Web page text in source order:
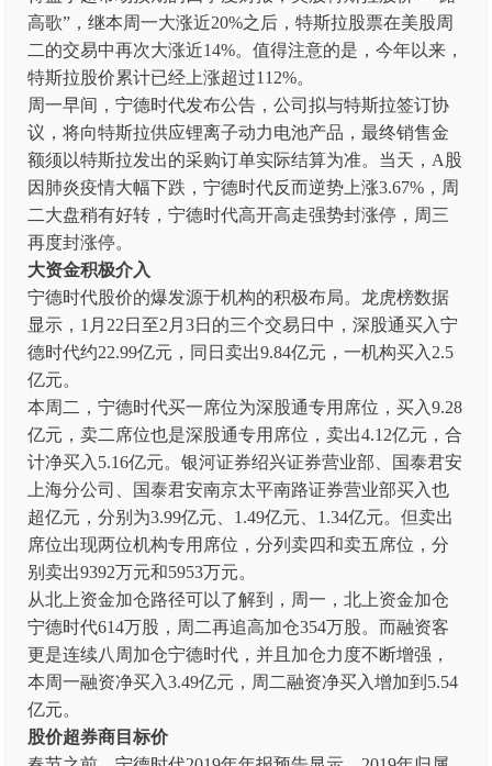
高歌”，继本周一大涨近20%之后，特斯拉股票在美股周
二的交易中再次大涨近14%。值得注意的是，今年以来，
特斯拉股价累计已经上涨超过112%。
周一早间，宁德时代发布公告，公司拟与特斯拉签订协
议，将向特斯拉供应锂离子动力电池产品，最终销售金
额须以特斯拉发出的采购订单实际结算为准。当天，A股
因肺炎疫情大幅下跌，宁德时代反而逆势上涨3.67%，周
二大盘稍有好转，宁德时代高开高走强势封涨停，周三
再度封涨停。
大资金积极介入
宁德时代股价的爆发源于机构的积极布局。龙虎榜数据
显示，1月22日至2月3日的三个交易日中，深股通买入宁
德时代约22.99亿元，同日卖出9.84亿元，一机构买入2.5
亿元。
本周二，宁德时代买一席位为深股通专用席位，买入9.28
亿元，卖二席位也是深股通专用席位，卖出4.12亿元，合
计净买入5.16亿元。银河证券绍兴证券营业部、国泰君安
上海分公司、国泰君安南京太平南路证券营业部买入也
超亿元，分别为3.99亿元、1.49亿元、1.34亿元。但卖出
席位出现两位机构专用席位，分列卖四和卖五席位，分
别卖出9392万元和5953万元。
从北上资金加仓路径可以了解到，周一，北上资金加仓
宁德时代614万股，周二再追高加仓354万股。而融资客
更是连续八周加仓宁德时代，并且加仓力度不断增强，
本周一融资净买入3.49亿元，周二融资净买入增加到5.54
亿元。
股价超券商目标价